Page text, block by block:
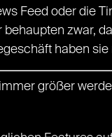
Feed oder die
zwar,
haben
größer